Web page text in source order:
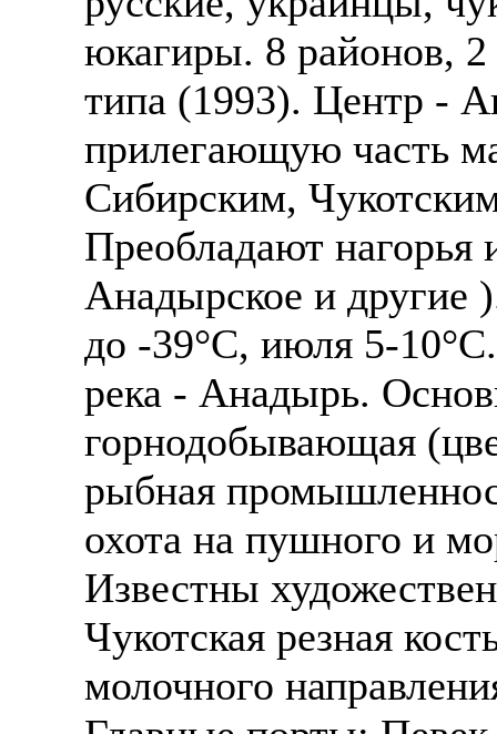
юкагиры. 8 районов, 2
типа (1993). Центр -
прилегающую часть
Сибирским,
Преобладают нагорья
Анадырское и другие
до -39°С, июля 5-
река - Анадырь.
горнодобывающая
рыбная
охота на пушного и
Известны
Чукотская резная
молочного